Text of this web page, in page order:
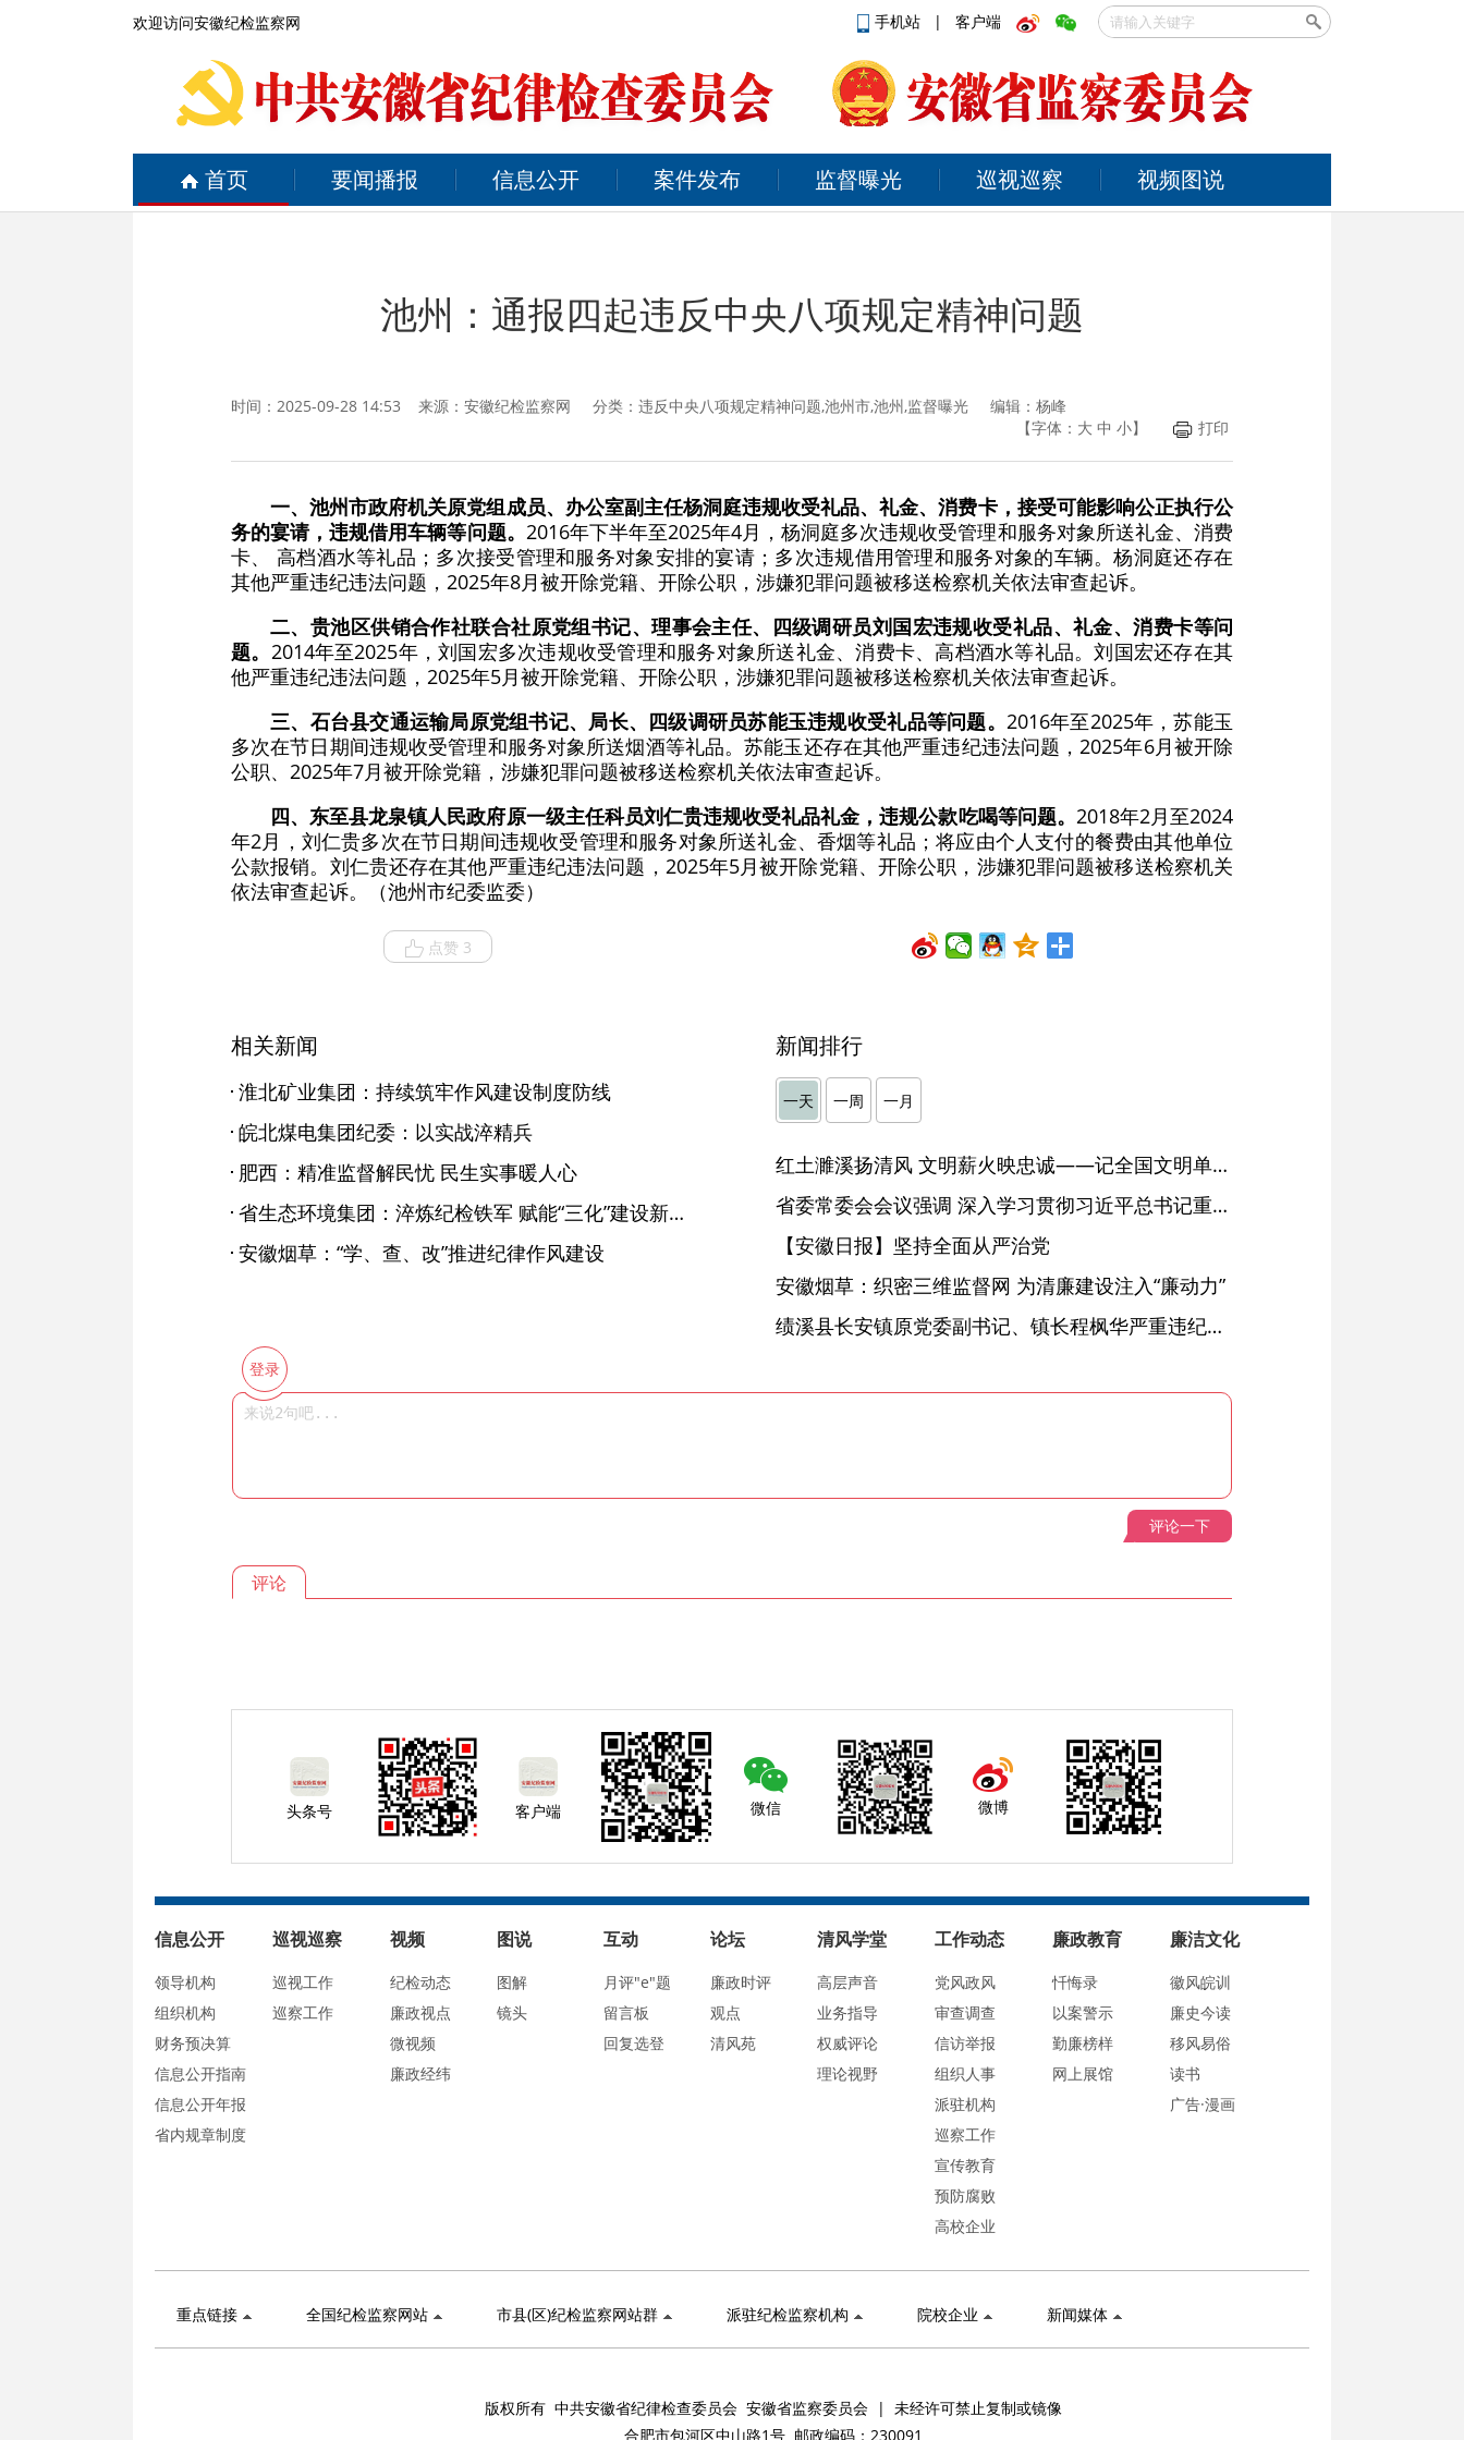
欢迎访问安徽纪检监察网 手机站 | 客户端
首页 要闻播报 信息公开 案件发布 监督曝光 巡视巡察 视频图说
池州：通报四起违反中央八项规定精神问题
时间：2025-09-28 14:53 来源： 安徽纪检监察网 分类：违反中央八项规定精神问题,池州市,池州,监督曝光 编辑：杨峰
【字体： 大 中 小】 打印
一、池州市政府机关原党组成员、办公室副主任杨洞庭违规收受礼品、礼金、消费卡，接受可能影响公正执行公
务的宴请，违规借用车辆等问题。 2016年下半年至2025年4月，杨洞庭多次违规收受管理和服务对象所送礼金、消费
卡、 高档酒水等礼品；多次接受管理和服务对象安排的宴请；多次违规借用管理和服务对象的车辆。杨洞庭还存在
其他严重违纪违法问题，2025年8月被开除党籍、开除公职，涉嫌犯罪问题被移送检察机关依法审查起诉。
二、贵池区供销合作社联合社原党组书记、理事会主任、四级调研员刘国宏违规收受礼品、礼金、消费卡等问
题。 2014年至2025年，刘国宏多次违规收受管理和服务对象所送礼金、消费卡、高档酒水等礼品。刘国宏还存在其
他严重违纪违法问题，2025年5月被开除党籍、开除公职，涉嫌犯罪问题被移送检察机关依法审查起诉。
三、石台县交通运输局原党组书记、局长、四级调研员苏能玉违规收受礼品等问题。 2016年至2025年，苏能玉
多次在节日期间违规收受管理和服务对象所送烟酒等礼品。苏能玉还存在其他严重违纪违法问题，2025年6月被开除
公职、2025年7月被开除党籍，涉嫌犯罪问题被移送检察机关依法审查起诉。
四、东至县龙泉镇人民政府原一级主任科员刘仁贵违规收受礼品礼金，违规公款吃喝等问题。 2018年2月至2024
年2月，刘仁贵多次在节日期间违规收受管理和服务对象所送礼金、香烟等礼品；将应由个人支付的餐费由其他单位
公款报销。刘仁贵还存在其他严重违纪违法问题，2025年5月被开除党籍、开除公职，涉嫌犯罪问题被移送检察机关
依法审查起诉。（池州市纪委监委）
点赞 3
相关新闻
淮北矿业集团：持续筑牢作风建设制度防线
皖北煤电集团纪委：以实战淬精兵
肥西：精准监督解民忧 民生实事暖人心
省生态环境集团：淬炼纪检铁军 赋能“三化”建设新突破
安徽烟草：“学、查、改”推进纪律作风建设
新闻排行
一天 一周 一月
红土濉溪扬清风 文明薪火映忠诚——记全国文明单位、安徽省濉溪县纪委监委
省委常委会会议强调 深入学习贯彻习近平总书记重要讲话精神 以高质量党建引领高质量发展 梁言顺主持并讲话
【安徽日报】坚持全面从严治党
安徽烟草：织密三维监督网 为清廉建设注入“廉动力”
绩溪县长安镇原党委副书记、镇长程枫华严重违纪违法被开除党籍和公职
登录
评论一下
评论
头条号 客户端 微信 微博
信息公开
领导机构
组织机构
财务预决算
信息公开指南
信息公开年报
省内规章制度
巡视巡察
巡视工作
巡察工作
视频
纪检动态
廉政视点
微视频
廉政经纬
图说
图解
镜头
互动
月评"e"题
留言板
回复选登
论坛
廉政时评
观点
清风苑
清风学堂
高层声音
业务指导
权威评论
理论视野
工作动态
党风政风
审查调查
信访举报
组织人事
派驻机构
巡察工作
宣传教育
预防腐败
高校企业
廉政教育
忏悔录
以案警示
勤廉榜样
网上展馆
廉洁文化
徽风皖训
廉史今读
移风易俗
读书
广告·漫画
重点链接 全国纪检监察网站 市县(区)纪检监察网站群 派驻纪检监察机构 院校企业 新闻媒体
版权所有 中共安徽省纪律检查委员会 安徽省监察委员会 | 未经许可禁止复制或镜像
合肥市包河区中山路1号 邮政编码：230091